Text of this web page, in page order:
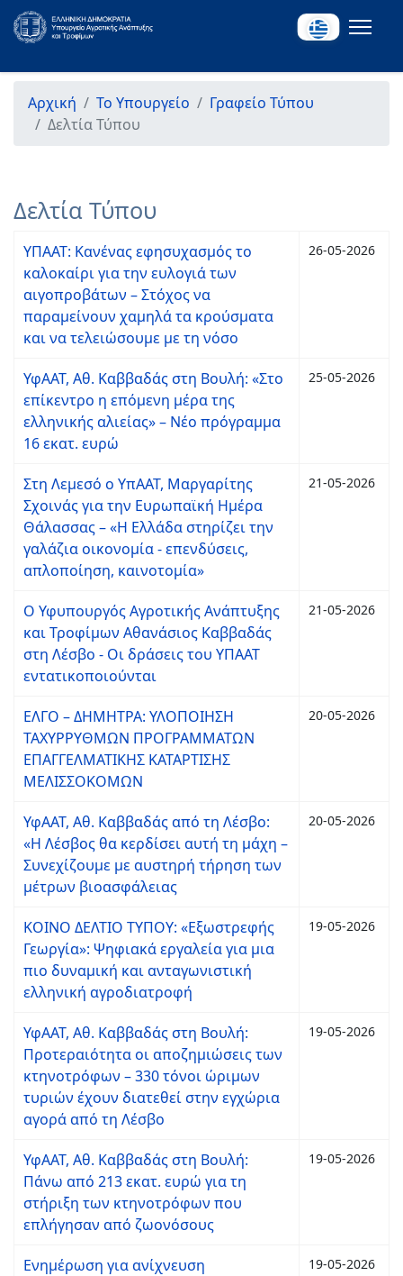
Αρχική Το Υπουργείο
Γραφείο Τύπου
Δελτία Τύπου
Δελτία Τύπου
ΥΠΑΑΤ: Κανένας εφησυχασμός το
καλοκαίρι για την ευλογιά των
αιγοπροβάτων – Στόχος να
παραμείνουν χαμηλά τα κρούσματα
και να τελειώσουμε με τη νόσο
26-05-2026
ΥφΑΑΤ, Αθ. Καββαδάς στη Βουλή: «Στο
επίκεντρο η επόμενη μέρα της
ελληνικής αλιείας» – Νέο πρόγραμμα
16 εκατ. ευρώ
25-05-2026
Στη Λεμεσό ο ΥπΑΑΤ, Μαργαρίτης
Σχοινάς για την Ευρωπαϊκή Ημέρα
Θάλασσας – «Η Ελλάδα στηρίζει την
γαλάζια οικονομία - επενδύσεις,
απλοποίηση, καινοτομία»
21-05-2026
Ο Υφυπουργός Αγροτικής Ανάπτυξης
και Τροφίμων Αθανάσιος Καββαδάς
στη Λέσβο - Οι δράσεις του ΥΠΑΑΤ
εντατικοποιούνται
21-05-2026
ΕΛΓΟ – ΔΗΜΗΤΡΑ: ΥΛΟΠΟΙΗΣΗ
ΤΑΧΥΡΡΥΘΜΩΝ ΠΡΟΓΡΑΜΜΑΤΩΝ
ΕΠΑΓΓΕΛΜΑΤΙΚΗΣ ΚΑΤΑΡΤΙΣΗΣ
ΜΕΛΙΣΣΟΚΟΜΩΝ
20-05-2026
ΥφΑΑΤ, Αθ. Καββαδάς από τη Λέσβο:
«Η Λέσβος θα κερδίσει αυτή τη μάχη –
Συνεχίζουμε με αυστηρή τήρηση των
μέτρων βιοασφάλειας
20-05-2026
ΚΟΙΝΟ ΔΕΛΤΙΟ ΤΥΠΟΥ: «Εξωστρεφής
Γεωργία»: Ψηφιακά εργαλεία για μια
πιο δυναμική και ανταγωνιστική
ελληνική αγροδιατροφή
19-05-2026
ΥφΑΑΤ, Αθ. Καββαδάς στη Βουλή:
Προτεραιότητα οι αποζημιώσεις των
κτηνοτρόφων – 330 τόνοι ώριμων
τυριών έχουν διατεθεί στην εγχώρια
αγορά από τη Λέσβο
19-05-2026
ΥφΑΑΤ, Αθ. Καββαδάς στη Βουλή:
Πάνω από 213 εκατ. ευρώ για τη
στήριξη των κτηνοτρόφων που
επλήγησαν από ζωονόσους
19-05-2026
Ενημέρωση για ανίχνευση
19-05-2026